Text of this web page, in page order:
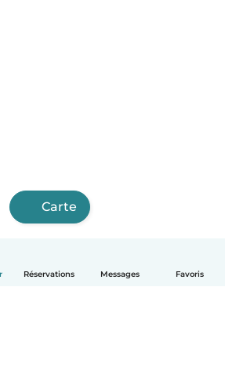
Réservations Messages Favoris
Carte